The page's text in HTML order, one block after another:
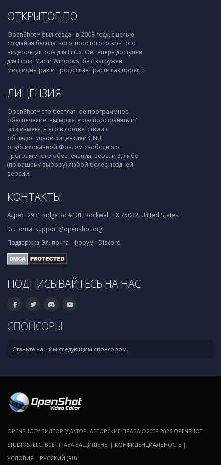
ОТКРЫТОЕ ПО
OpenShot™ был создан в 2008 году, с целью
создания бесплатного, простого, открытого
видеоредактора для Linux. Он теперь доступен
для Linux, Mac и Windows, был загружен
миллионы раз и продолжает расти как проект!
ЛИЦЕНЗИЯ
OpenShot™ это бесплатное программное
обеспечение: вы можете распространять и/
или изменять его в соответствии с
общедоступной лицензией GNU,
опубликованной Фондом свободного
программного обеспечения, версии 3, либо
(по вашему выбору) любой более поздней
версии.
КОНТАКТЫ
Адрес: 2931 Ridge Rd #101, Rockwall, TX 75032, United States
Эл.почта: support@openshot.org
Поддержка: Эл. почта · Форум · Discord
ПОДПИСЫВАЙТЕСЬ НА НАС
СПОНСОРЫ
Станьте нашим следующим спонсором.
OPENSHOT™ ВИДЕОРЕДАКТОР. АВТОРСКИЕ ПРАВА © 2008-2026 OPENSHOT
STUDIOS, LLC . ВСЕ ПРАВА ЗАЩИЩЕНЫ | КОНФИДЕНЦИАЛЬНОСТЬ |
УСЛОВИЯ | РУССКИЙ (RU)